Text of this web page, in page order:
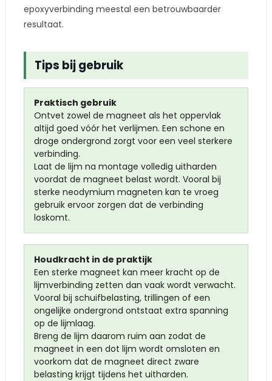
epoxyverbinding meestal een betrouwbaarder
resultaat.
Tips bij gebruik
Praktisch gebruik
Ontvet zowel de magneet als het oppervlak
altijd goed vóór het verlijmen. Een schone en
droge ondergrond zorgt voor een veel sterkere
verbinding.
Laat de lijm na montage volledig uitharden
voordat de magneet belast wordt. Vooral bij
sterke neodymium magneten kan te vroeg
gebruik ervoor zorgen dat de verbinding
loskomt.
Houdkracht in de praktijk
Een sterke magneet kan meer kracht op de
lijmverbinding zetten dan vaak wordt verwacht.
Vooral bij schuifbelasting, trillingen of een
ongelijke ondergrond ontstaat extra spanning
op de lijmlaag.
Breng de lijm daarom ruim aan zodat de
magneet in een dot lijm wordt omsloten en
voorkom dat de magneet direct zware
belasting krijgt tijdens het uitharden.